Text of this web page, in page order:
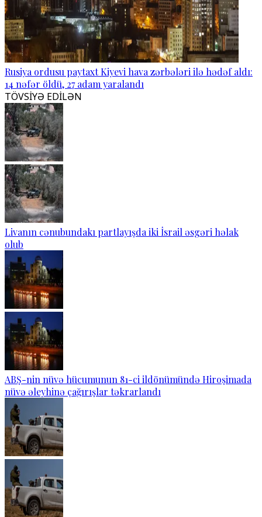
Rusiya ordusu paytaxt Kiyevi hava zərbələri ilə hədəf aldı:
14 nəfər öldü, 27 adam yaralandı
TÖVSİYƏ EDİLƏN
Livanın cənubundakı partlayışda iki İsrail əsgəri həlak
olub
ABŞ-nin nüvə hücumunun 81-ci ildönümündə Hiroşimada
nüvə əleyhinə çağırışlar təkrarlandı